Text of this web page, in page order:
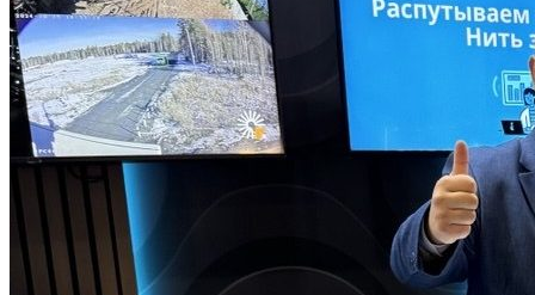
Контакты